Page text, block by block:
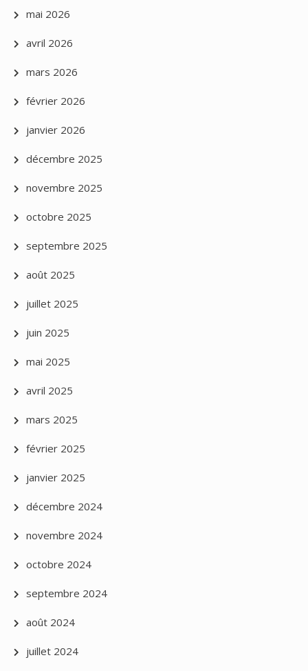
mai 2026
avril 2026
mars 2026
février 2026
janvier 2026
décembre 2025
novembre 2025
octobre 2025
septembre 2025
août 2025
juillet 2025
juin 2025
mai 2025
avril 2025
mars 2025
février 2025
janvier 2025
décembre 2024
novembre 2024
octobre 2024
septembre 2024
août 2024
juillet 2024